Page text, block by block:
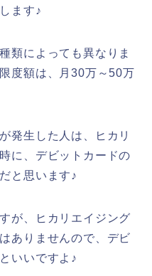
ます♪
類によっても異なりま
度額は、月30万～50万
発生した人は、ヒカリ
に、デビットカードの
と思います♪
が、ヒカリエイジング
ありませんので、デビ
いいですよ♪